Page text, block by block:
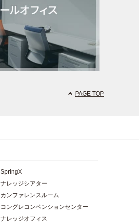
PAGE TOP
SpringX
ナレッジシアター
カンファレンスルーム
コングレコンベンションセンター
ナレッジオフィス